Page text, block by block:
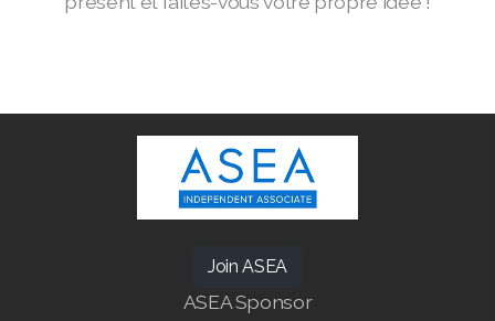
Join ASEA
ASEA Sponsor
Join ASEA Canada (Français)
Join ASEA Czech Republic (Čeština)
Join ASEA Denmark (Dansk)
Join ASEA Finland (Suomi)
Join ASEA France (Français)
Join ASEA Germany (Deutsch)